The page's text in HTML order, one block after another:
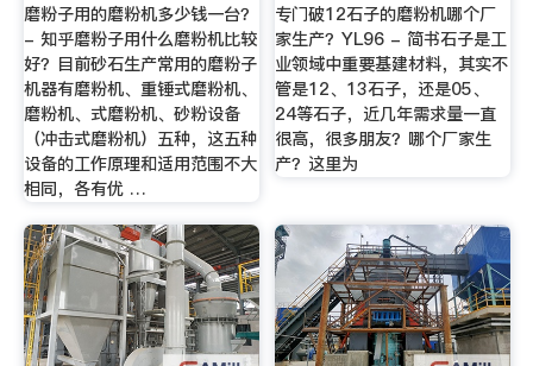
磨粉子用的磨粉机多少钱一台？
- 知乎磨粉子用什么磨粉机比较
好？目前砂石生产常用的磨粉子
机器有磨粉机、重锤式磨粉机、
磨粉机、式磨粉机、砂粉设备
（冲击式磨粉机）五种，这五种
设备的工作原理和适用范围不大
相同，各有优 …
专门破12石子的磨粉机哪个厂
家生产？YL96 - 简书石子是工
业领域中重要基建材料，其实不
管是12、13石子，还是05、
24等石子，近几年需求量一直
很高，很多朋友？哪个厂家生
产？这里为